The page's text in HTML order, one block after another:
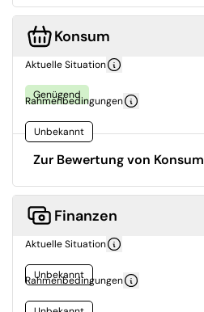
Konsum
Aktuelle Situation
Genügend
Rahmenbedingungen
Unbekannt
Zur Bewertung von Konsum
Finanzen
Aktuelle Situation
Unbekannt
Rahmenbedingungen